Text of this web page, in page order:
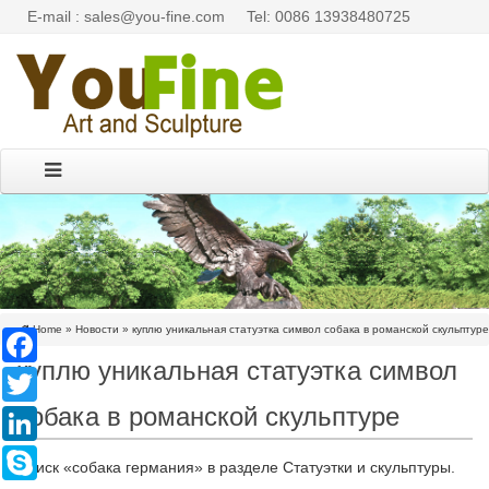
E-mail : sales@you-fine.com Tel: 0086 13938480725
Home » Новости » куплю уникальная статуэтка символ собака в романской скульптуре
куплю уникальная статуэтка символ
собака в романской скульптуре
Поиск «собака германия» в разделе Статуэтки и скульптуры.
Facebook
Twitter
LinkedIn